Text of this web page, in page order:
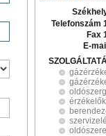
Telefonszám
Fax
E-
érzékelők